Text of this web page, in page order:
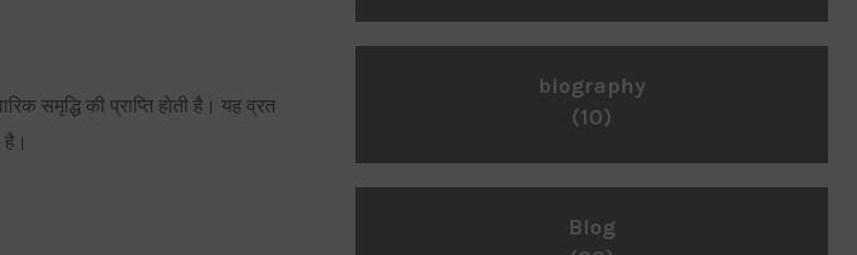
समृद्धि की प्राप्ति होती है। यह व्रत
biography
(10)
Blog